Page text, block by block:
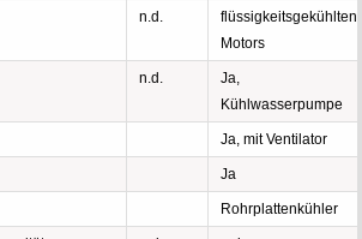
n.d.
flüssigkeitsgekühlten
Motors
n.d.
Ja,
Kühlwasserpumpe
Ja, mit Ventilator
Ja
Rohrplattenkühler